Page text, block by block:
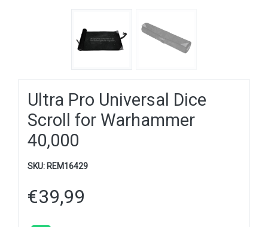
Ultra Pro Universal Dice
Scroll for Warhammer
40,000
SKU: REM16429
€39,99